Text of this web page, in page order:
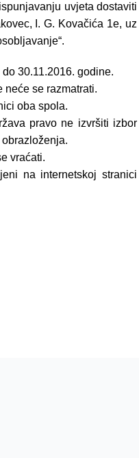
uvjeta dostaviti
I. G. Kovačića 1e, uz
30.11.2016. godine.
neće se razmatrati.
oba spola.
pravo ne izvršiti izbor
vraćati.
na internetskoj stranici